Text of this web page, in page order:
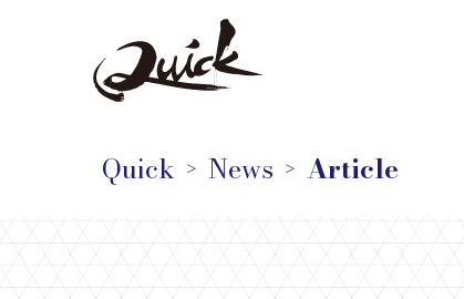
Quick ＞ News ＞ Article